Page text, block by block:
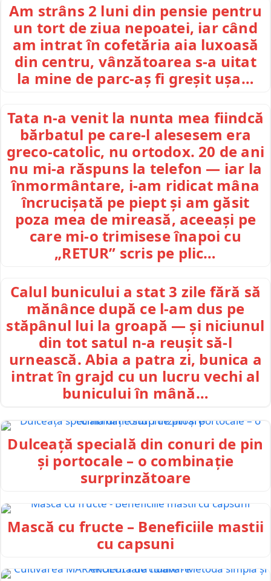
Am strâns 2 luni din pensie pentru
un tort de ziua nepoatei, iar când
am intrat în cofetăria aia luxoasă
din centru, vânzătoarea s-a uitat
la mine de parc-aș fi greșit ușa…
Tata n-a venit la nunta mea fiindcă
bărbatul pe care-l alesesem era
greco-catolic, nu ortodox. 20 de ani
nu mi-a răspuns la telefon — iar la
înmormântare, i-am ridicat mâna
încrucișată pe piept și am găsit
poza mea de mireasă, aceeași pe
care mi-o trimisese înapoi cu
„RETUR” scris pe plic…
Calul bunicului a stat 3 zile fără să
mănânce după ce l-am dus pe
stăpânul lui la groapă — și niciunul
din tot satul n-a reușit să-l
urnească. Abia a patra zi, bunica a
intrat în grajd cu un lucru vechi al
bunicului în mână…
Dulceață specială din conuri de pin
și portocale – o combinație
surprinzătoare
Mască cu fructe – Beneficiile mastii
cu capsuni